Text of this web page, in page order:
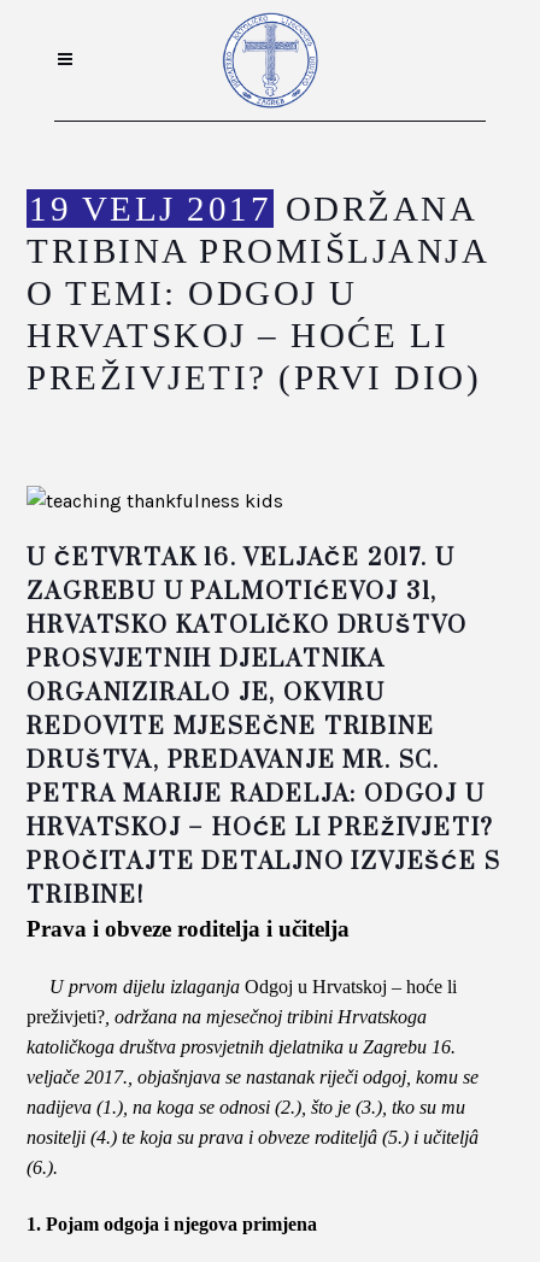
19 VELJ 2017 ODRŽANA
TRIBINA PROMIŠLJANJA
O TEMI: ODGOJ U
HRVATSKOJ – HOĆE LI
PREŽIVJETI? (PRVI DIO)
U ČETVRTAK 16. VELJAČE 2017. U
ZAGREBU U PALMOTIĆEVOJ 31,
HRVATSKO KATOLIČKO DRUŠTVO
PROSVJETNIH DJELATNIKA
ORGANIZIRALO JE, OKVIRU
REDOVITE MJESEČNE TRIBINE
DRUŠTVA, PREDAVANJE MR. SC.
PETRA MARIJE RADELJA: ODGOJ U
HRVATSKOJ – HOĆE LI PREŽIVJETI?
PROČITAJTE DETALJNO IZVJEŠĆE S
TRIBINE!
Prava i obveze roditelja i učitelja
U prvom dijelu izlaganjaOdgoj u Hrvatskoj – hoće li
preživjeti? , održana na mjesečnoj tribini Hrvatskoga
katoličkoga društva prosvjetnih djelatnika u Zagrebu 16.
veljače 2017., objašnjava se nastanak riječi odgoj, komu se
nadijeva (1.), na koga se odnosi (2.), što je (3.), tko su mu
nositelji (4.) te koja su prava i obveze roditeljâ (5.) i učiteljâ
(6.).
1. Pojam odgoja i njegova primjena